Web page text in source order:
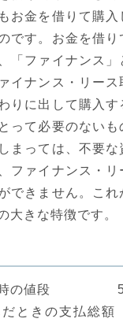
お金を借りて購入
です。お金を借り
「ファイナンス」
イナンス・リース
りに出して購入す
って必要のないも
まっては、不要な
ファイナンス・リ
できません。これ
大きな特徴です。
た時の値段
だときの支払総